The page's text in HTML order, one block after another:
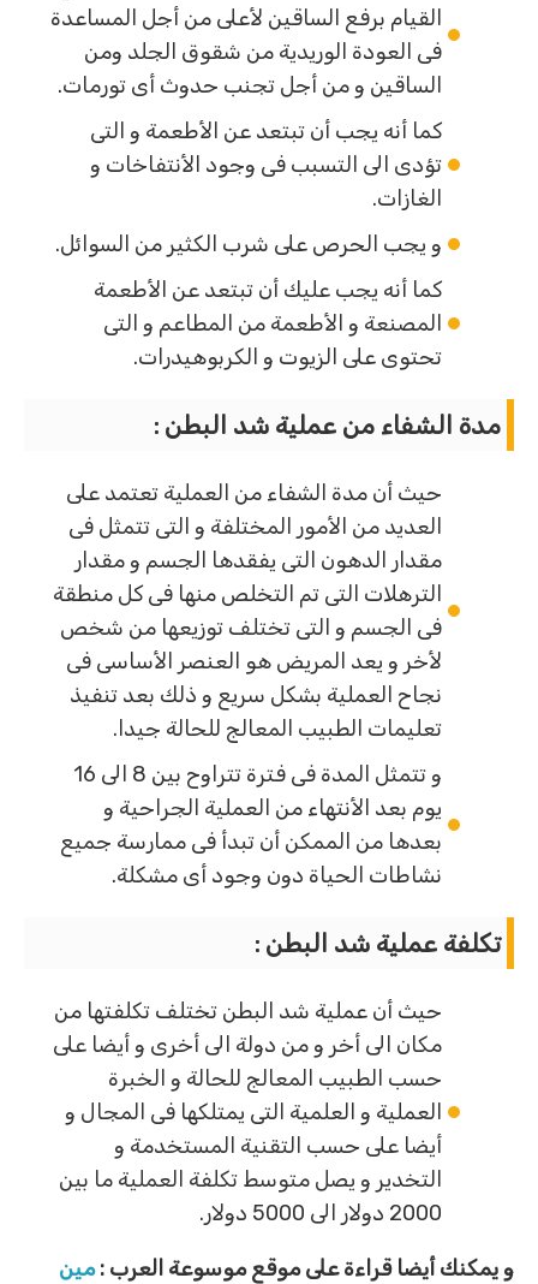
القيام برفع الساقين لأعلى من أجل المساعدة
فى العودة الوريدية من شقوق الجلد ومن
الساقين و من أجل تجنب حدوث أى تورمات.
كما أنه يجب أن تبتعد عن الأطعمة و التى
تؤدى الى التسبب فى وجود الأنتفاخات و
الغازات.
و يجب الحرص على شرب الكثير من السوائل.
كما أنه يجب عليك أن تبتعد عن الأطعمة
المصنعة و الأطعمة من المطاعم و التى
تحتوى على الزيوت و الكربوهيدرات.
مدة الشفاء من عملية شد البطن :
حيث أن مدة الشفاء من العملية تعتمد على
العديد من الأمور المختلفة و التى تتمثل فى
مقدار الدهون التى يفقدها الجسم و مقدار
الترهلات التى تم التخلص منها فى كل منطقة
فى الجسم و التى تختلف توزيعها من شخص
لأخر و يعد المريض هو العنصر الأساسى فى
نجاح العملية بشكل سريع و ذلك بعد تنفيذ
تعليمات الطبيب المعالج للحالة جيدا.
و تتمثل المدة فى فترة تتراوح بين 8 الى 16
يوم بعد الأنتهاء من العملية الجراحية و
بعدها من الممكن أن تبدأ فى ممارسة جميع
نشاطات الحياة دون وجود أى مشكلة.
تكلفة عملية شد البطن :
حيث أن عملية شد البطن تختلف تكلفتها من
مكان الى أخر و من دولة الى أخرى و أيضا على
حسب الطبيب المعالج للحالة و الخبرة
العملية و العلمية التى يمتلكها فى المجال و
أيضا على حسب التقنية المستخدمة و
التخدير و يصل متوسط تكلفة العملية ما بين
2000 دولار الى 5000 دولار.
و يمكنك أيضا قراءة على موقع موسوعة العرب :مين